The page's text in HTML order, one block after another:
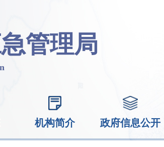
管理局
机构简介 政府信息公开